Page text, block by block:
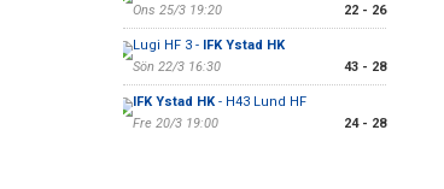
Ons 25/3 19:20
22 - 26
Lugi HF 3 - IFK Ystad HK
Sön 22/3 16:30
43 - 28
IFK Ystad HK- H43 Lund HF
Fre 20/3 19:00
24 - 28